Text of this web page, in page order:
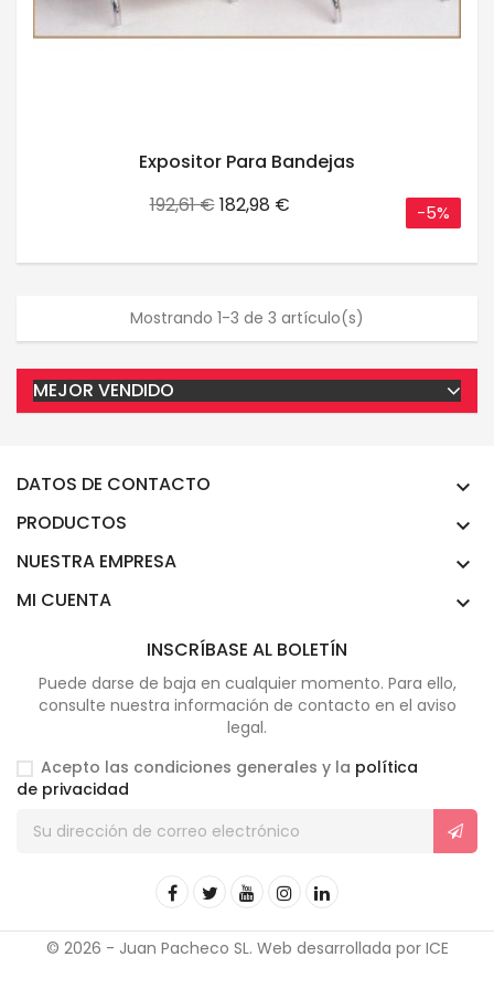
Expositor Para Bandejas
Precio
192,61 €Precio
182,98 € -5%
Mostrando 1-3 de 3 artículo(s)
MEJOR VENDIDO
DATOS DE CONTACTO 
PRODUCTOS 
NUESTRA EMPRESA 
MI CUENTA 
INSCRÍBASE AL BOLETÍN
Puede darse de baja en cualquier momento. Para ello,
consulte nuestra información de contacto en el aviso
legal.
Acepto las condiciones generales y la política
de privacidad
© 2026 - Juan Pacheco SL. Web desarrollada por ICE